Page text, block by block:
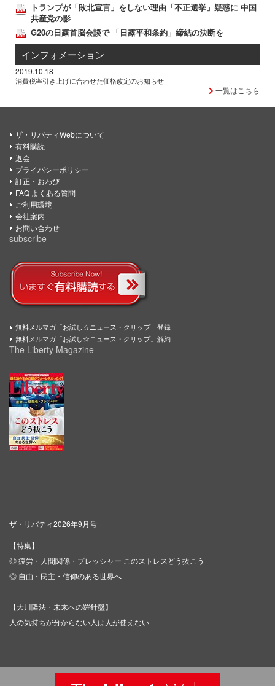
トランプが「敗北宣言」をしない理由「不正選挙」疑惑に 中国
共産党の影
G20の日露首脳会談で 「日露平和条約」締結の決断を
インフォメーション
2019.10.18
消費税率引き上げに合わせた価格改定のお知らせ
一覧はこちら
ザ・リバティWebについて
有料購読
退会
プライバシーポリシー
訂正・おわび
FAQ よくある質問
ご利用環境
会社案内
お問い合わせ
subscribe
無料メルマガ「お試し☆ニュース・クリップ」登録
無料メルマガ「お試し☆ニュース・クリップ」解約
The Liberty Magazine
ザ・リバティ2026年9月号
【特集】
◎ 疲労・人間関係・プレッシャー このストレスどう抜こう
◎ 自由・民主・信仰のある世界へ
【大川隆法・未来への羅針盤】
人の気持ちが分からない人は人が使えない